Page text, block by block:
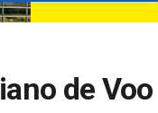
de Voo